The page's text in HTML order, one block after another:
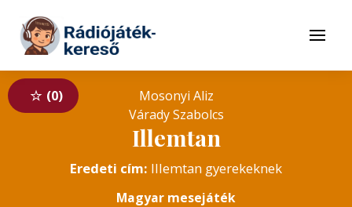
Tovább a tartalomhoz
Menü
0
Mosonyi Aliz
Várady Szabolcs
Illemtan
Eredeti cím: Illemtan gyerekeknek
Magyar mesejáték